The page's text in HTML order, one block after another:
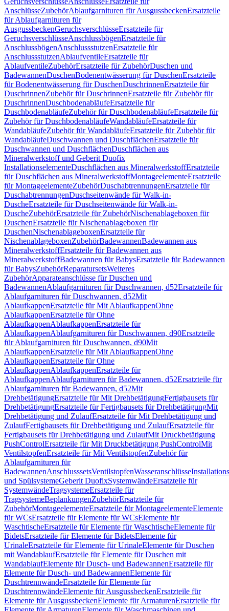
AnschlüsseZubehörAblaufgarnituren für AusgussbeckenErsatzteile
für Ablaufgarnituren für
AusgussbeckenGeruchsverschlüsseErsatzteile für
GeruchsverschlüsseAnschlussbögenErsatzteile für
AnschlussbögenAnschlussstutzenErsatzteile für
AnschlussstutzenAblaufventileErsatzteile für
AblaufventileZubehörErsatzteile für ZubehörDuschen und
BadewannenDuschenBodenentwässerung für DuschenErsatzteile
für Bodenentwässerung für DuschenDuschrinnenErsatzteile für
DuschrinnenZubehör für DuschrinnenErsatzteile für Zubehör für
DuschrinnenDuschbodenabläufeErsatzteile für
DuschbodenabläufeZubehör für DuschbodenabläufeErsatzteile für
Zubehör für DuschbodenabläufeWandabläufeErsatzteile für
WandabläufeZubehör für WandabläufeErsatzteile für Zubehör für
WandabläufeDuschwannen und DuschflächenErsatzteile für
Duschwannen und DuschflächenDuschflächen aus
Mineralwerkstoff und Geberit Duofix
InstallationselementeDuschflächen aus MineralwerkstoffErsatzteile
für Duschflächen aus MineralwerkstoffMontageelementeErsatzteile
für MontageelementeZubehörDuschabtrennungenErsatzteile für
DuschabtrennungenDuschseitenwände für Walk-in-
DuscheErsatzteile für Duschseitenwände für Walk-in-
DuscheZubehörErsatzteile für ZubehörNischenablageboxen für
DuschenErsatzteile für Nischenablageboxen für
DuschenNischenablageboxenErsatzteile für
NischenablageboxenZubehörBadewannenBadewannen aus
MineralwerkstoffErsatzteile für Badewannen aus
MineralwerkstoffBadewannen für BabysErsatzteile für Badewannen
für BabysZubehörReparatursetsWeiteres
ZubehörApparateanschlüsse für Duschen und
BadewannenAblaufgarnituren für Duschwannen, d52Ersatzteile für
Ablaufgarnituren für Duschwannen, d52Mit
AblaufkappenErsatzteile für Mit AblaufkappenOhne
AblaufkappenErsatzteile für Ohne
AblaufkappenAblaufkappenErsatzteile für
AblaufkappenAblaufgarnituren für Duschwannen, d90Ersatzteile
für Ablaufgarnituren für Duschwannen, d90Mit
AblaufkappenErsatzteile für Mit AblaufkappenOhne
AblaufkappenErsatzteile für Ohne
AblaufkappenAblaufkappenErsatzteile für
AblaufkappenAblaufgarnituren für Badewannen, d52Ersatzteile für
Ablaufgarnituren für Badewannen, d52Mit
DrehbetätigungErsatzteile für Mit DrehbetätigungFertigbausets für
DrehbetätigungErsatzteile für Fertigbausets für DrehbetätigungMit
Drehbetätigung und ZulaufErsatzteile für Mit Drehbetätigung und
ZulaufFertigbausets für Drehbetätigung und ZulaufErsatzteile für
Fertigbausets für Drehbetätigung und ZulaufMit Druckbetätigung
PushControlErsatzteile für Mit Druckbetätigung PushControlMit
VentilstopfenErsatzteile für Mit VentilstopfenZubehör für
Ablaufgarnituren für
BadewannenAnschlusssetsVentilstopfenWasseranschlüsse
und SpülsystemeGeberit DuofixSystemwändeErsatzteile für
SystemwändeTragsystemeErsatzteile für
TragsystemeBeplankungenZubehörErsatzteile für
ZubehörMontageelementeErsatzteile für MontageelementeElemente
für WCsErsatzteile für Elemente für WCsElemente für
WaschtischeErsatzteile für Elemente für WaschtischeElemente für
BidetsErsatzteile für Elemente für BidetsElemente für
UrinaleErsatzteile für Elemente für UrinaleElemente für Duschen
mit WandablaufErsatzteile für Elemente für Duschen mit
WandablaufElemente für Dusch- und BadewannenErsatzteile für
Elemente für Dusch- und BadewannenElemente für
DuschtrennwändeErsatzteile für Elemente für
DuschtrennwändeElemente für AusgussbeckenErsatzteile für
Elemente für AusgussbeckenElemente für ArmaturenErsatzteile für